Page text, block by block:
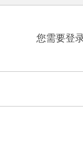
您需要登